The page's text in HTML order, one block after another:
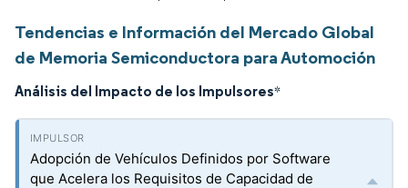
Tendencias e Información del Mercado Global
de Memoria Semiconductora para Automoción
Análisis del Impacto de los Impulsores*
Adopción de Vehículos Definidos por Software
que Acelera los Requisitos de Capacidad de